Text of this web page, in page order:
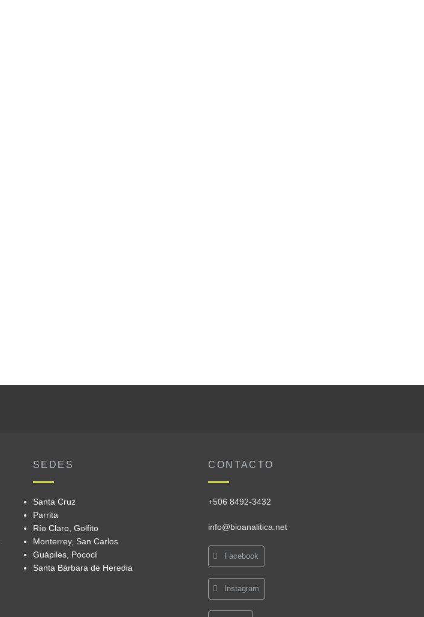
SEDES
Santa Cruz
Parrita
Río Claro, Golfito
Monterrey, San Carlos
Guápiles, Pococí
Santa Bárbara de Heredia
CONTACTO
+506 8492-3432
info@bioanalitica.net
Facebook
Instagram